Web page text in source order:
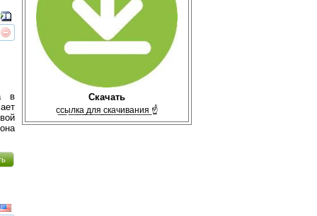
Скачать
с̲с̲ы̲л̲к̲а̲ ̲д̲л̲я̲ ̲с̲к̲а̲ч̲и̲в̲а̲н̲и̲я̲ ☝
интересует
в